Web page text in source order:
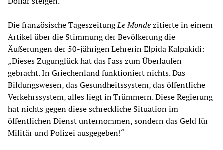
Die französische TageszeitungLe Mondezitierte in einem
Artikel über die Stimmung der Bevölkerung die
Äußerungen der 50-jährigen Lehrerin Elpida Kalpakidi:
„Dieses Zugunglück hat das Fass zum Überlaufen
gebracht. In Griechenland funktioniert nichts. Das
Bildungswesen, das Gesundheitssystem, das öffentliche
Verkehrssystem, alles liegt in Trümmern. Diese Regierung
hat nichts gegen diese schreckliche Situation im
öffentlichen Dienst unternommen, sondern das Geld für
Militär und Polizei ausgegeben!“